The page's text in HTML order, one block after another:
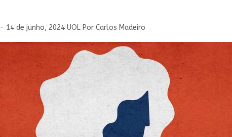
- 14 de junho, 2024 UOL Por Carlos Madeiro